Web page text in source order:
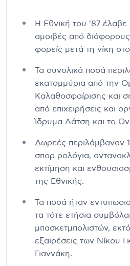
Η Εθνική του '87 έλαβε
αμοιβές από διάφορους
φορείς μετά τη νίκη
Τα συνολικά ποσά
εκατομμύρια από την
Καλαθοσφαίρισης και
από επιχειρήσεις και
Ίδρυμα Λάτση και το
Δωρεές περιλάμβαναν
σπορ ρολόγια,
εκτίμηση και
της Εθνικής.
Τα ποσά ήταν
τα τότε ετήσια
μπασκετμπολιστών,
εξαιρέσεις των Νίκου
Γιαννάκη.